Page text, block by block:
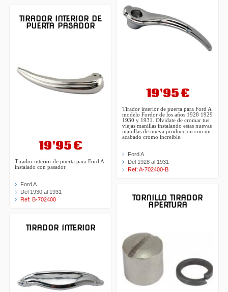
TIRADOR INTERIOR DE
PUERTA PASADOR
19'95 €
Tirador interior de puerta para Ford A
instalado con pasador
Ford A
Del 1930 al 1931
Ref: B-702400
TIRADOR INTERIOR
19'95 €
Tirador interior de puerta para Ford A
modelo Fordor de los años 1928 1929
1930 y 1931. Olvidate de cromar tus
viejas manillas instalando estas nuevas
manillas de nueva produccion con un
acabado cromo increible.
Ford A
Del 1928 al 1931
Ref: A-702400-B
TORNILLO TIRADOR
APERTURA